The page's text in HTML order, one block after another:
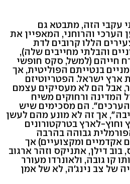
עקבי הזה, מתבטא גם
והרוחני, המאפיין את
הללו קרובים לדת
והבלתי מחייבים שלה),
חייהם (למשל, סקס חופשי
בנטייתם הפוליטית, אך
ישראל. הפטריוטיזם
אבל הם לא מעסיקים עצמם
המדינה ורחוקים משיח
הם מסכימים שיש
אך זה לא מונע מהם לעשן
וחוץ-לארץ בטרקטורונים
גבוהה בהרבה
אקדמיים ומקצועיים) אך
דילן, אתניקס וזהר ארגוב
קו גובה, ולאונרדו מעורר
של צב נינג'ה, לא של אמן